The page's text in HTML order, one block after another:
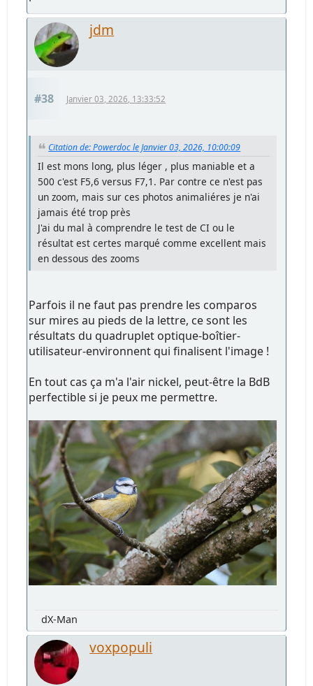
jdm
#38 Janvier 03, 2026, 13:33:52
Citation de: Powerdoc le Janvier 03, 2026, 10:00:09
Il est mons long, plus léger , plus maniable et a
500 c'est F5,6 versus F7,1. Par contre ce n'est pas
un zoom, mais sur ces photos animaliéres je n'ai
jamais été trop près
J'ai du mal à comprendre le test de CI ou le
résultat est certes marqué comme excellent mais
en dessous des zooms
Parfois il ne faut pas prendre les comparos
sur mires au pieds de la lettre, ce sont les
résultats du quadruplet optique-boîtier-
utilisateur-environnent qui finalisent l'image !
En tout cas ça m'a l'air nickel, peut-être la BdB
perfectible si je peux me permettre.
dX-Man
voxpopuli